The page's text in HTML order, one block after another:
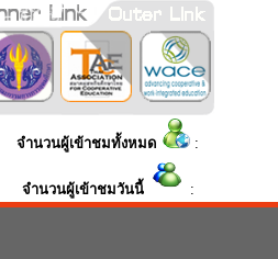
จำนวนผู้เข้าชมทั้งหมด :
จำนวนผู้เข้าชมวันนี้ :